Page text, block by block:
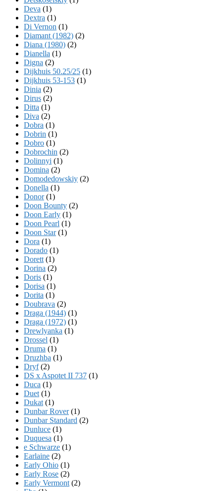
Deva (1)
Dextra (1)
Di Vernon (1)
Diamant (1982) (2)
Diana (1980) (2)
Dianella (1)
Digna (2)
Dijkhuis 50.25/25 (1)
Dijkhuis 53-153 (1)
Dinia (2)
Dirus (2)
Ditta (1)
Diva (2)
Dobra (1)
Dobrin (1)
Dobro (1)
Dobrochin (2)
Dolinnyi (1)
Domina (2)
Domodedowskiy (2)
Donella (1)
Donor(1)
Doon Bounty (2)
Doon Early (1)
Doon Pearl (1)
Doon Star(1)
Dora (1)
Dorado (1)
Dorett (1)
Dorina (2)
Doris (1)
Dorisa (1)
Dorita (1)
Doubrava (2)
Draga (1944) (1)
Draga (1972) (1)
Drewlyanka (1)
Drossel (1)
Druma (1)
Druzhba (1)
Dryf(2)
DS x Aspotet II 737 (1)
Duca (1)
Duet (1)
Dukat (1)
Dunbar Rover(1)
Dunbar Standard (2)
Dunluce (1)
Duquesa (1)
e Schwarze (1)
Earlaine (2)
Early Ohio (1)
Early Rose (2)
Early Vermont (2)